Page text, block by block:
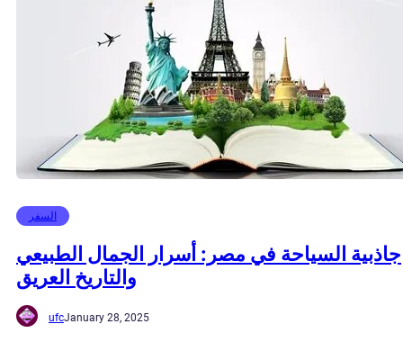
السفر
جاذبية السياحة في مصر: أسرار الجمال الطبيعي
والتاريخ العريق
ufcJanuary 28, 2025